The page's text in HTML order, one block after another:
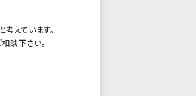
えています。
談下さい。